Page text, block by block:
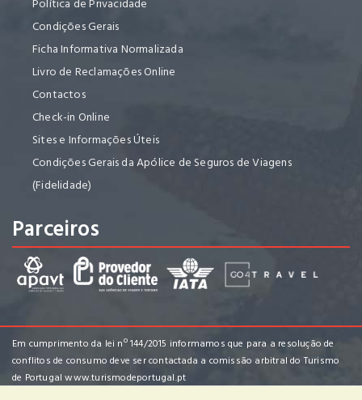
Condições Gerais
Ficha Informativa Normalizada
Livro de Reclamações Online
Contactos
Check-in Online
Sites e Informações Úteis
Condições Gerais da Apólice de Seguros de Viagens
(Fidelidade)
Parceiros
Em cumprimento da lei nº 144/2015 informamos que para a resolução de
conflitos de consumo deve ser contactada a comissão arbitral do Turismo
de Portugalwww.turismodeportugal.pt